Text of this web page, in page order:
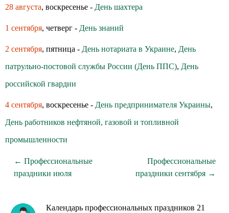
28 августа, воскресенье - День шахтера
1 сентября, четверг - День знаний
2 сентября, пятница - День нотариата в Украине, День
патрульно-постовой службы России (День ППС), День
российской гвардии
4 сентября, воскресенье - День предпринимателя Украины,
День работников нефтяной, газовой и топливной
промышленности
← Профессиональные
праздники июля
Профессиональные
праздники сентября →
Календарь профессиональных праздников 21